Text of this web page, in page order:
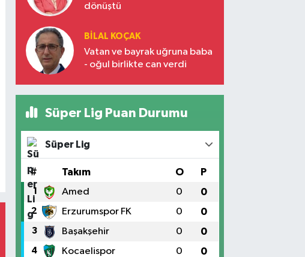
dönüştü
BILAL KOÇAK
Vatan ve bayrak uğruna baba
- oğul birlikte can verdi
Süper Lig Puan Durumu
Süper Lig
# Takım O P
1 Amed 0 0
2 Erzurumspor FK 0 0
3 Başakşehir 0 0
4 Kocaelispor 0 0